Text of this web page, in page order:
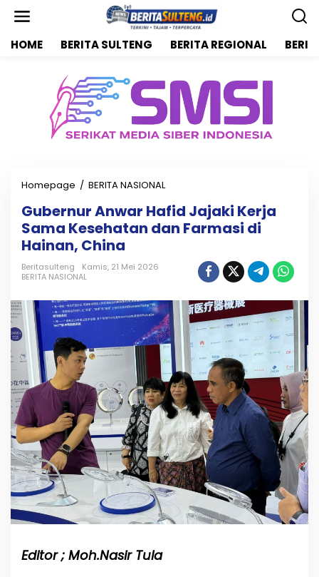
HOME BERITA SULTENG BERITA REGIONAL
Homepage / BERITA NASIONALG
b
e
n
w
a
r
H
a
f
d
J
a
j
a
k
i
K
e
Gubernur Anwar Hafid Jajaki Kerja
Sama Kesehatan dan Farmasi di
Hainan, China
Beritasulteng
Kamis, 21 Mei 2026
BERITA NASIONAL
Editor ; Moh.Nasir Tula